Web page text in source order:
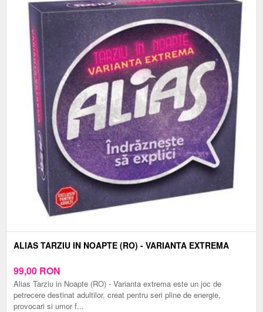
ALIAS TARZIU IN NOAPTE (RO) - VARIANTA EXTREMA
99,00 RON
Alias Tarziu in Noapte (RO) - Varianta extrema este un joc de
petrecere destinat adultilor, creat pentru seri pline de energie,
provocari si umor f...